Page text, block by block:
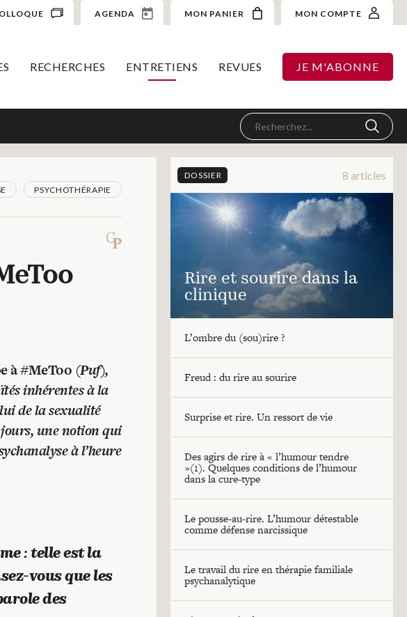
AGENDA MON PANIER MON COMPTE
RECHERCHES ENTRETIENS REVUES JE M'ABONNE
PSYCHOTHÉRAPIE
à #MeToo (Puf),
inhérentes à la
de la sexualité
une notion qui
à l’heure
: telle est la
vous que les
des
DOSSIER 8 articles
Rire et sourire dans la
clinique
L’ombre du (sou)rire ?
Freud : du rire au sourire
Surprise et rire. Un ressort de vie
Des agirs de rire à « l’humour tendre
»(1). Quelques conditions de l’humour
dans la cure-type
Le pousse-au-rire. L’humour détestable
comme défense narcissique
Le travail du rire en thérapie familiale
psychanalytique